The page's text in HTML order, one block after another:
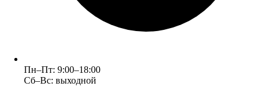
Пн–Пт: 9:00–18:00
Сб–Вс: выходной